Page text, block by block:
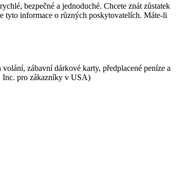
bezpečné a jednoduché. Chcete znát zůstatek
tyto informace o různých poskytovatelích. Máte-li
zábavní dárkové karty, předplacené peníze a
Inc. pro zákazníky v USA)